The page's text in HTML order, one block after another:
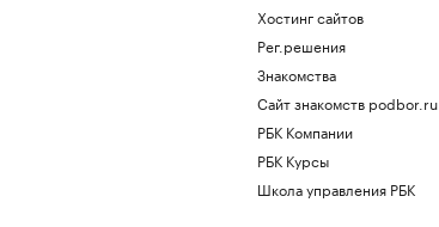
Хостинг сайтов
Рег.решения
Знакомства
Сайт знакомств podbor.ru
РБК Компании
РБК Курсы
Школа управления РБК